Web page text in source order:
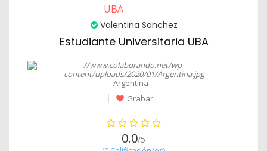
Valentina Sanchez
Estudiante Universitaria UBA
Argentina
Grabar
0.0/5